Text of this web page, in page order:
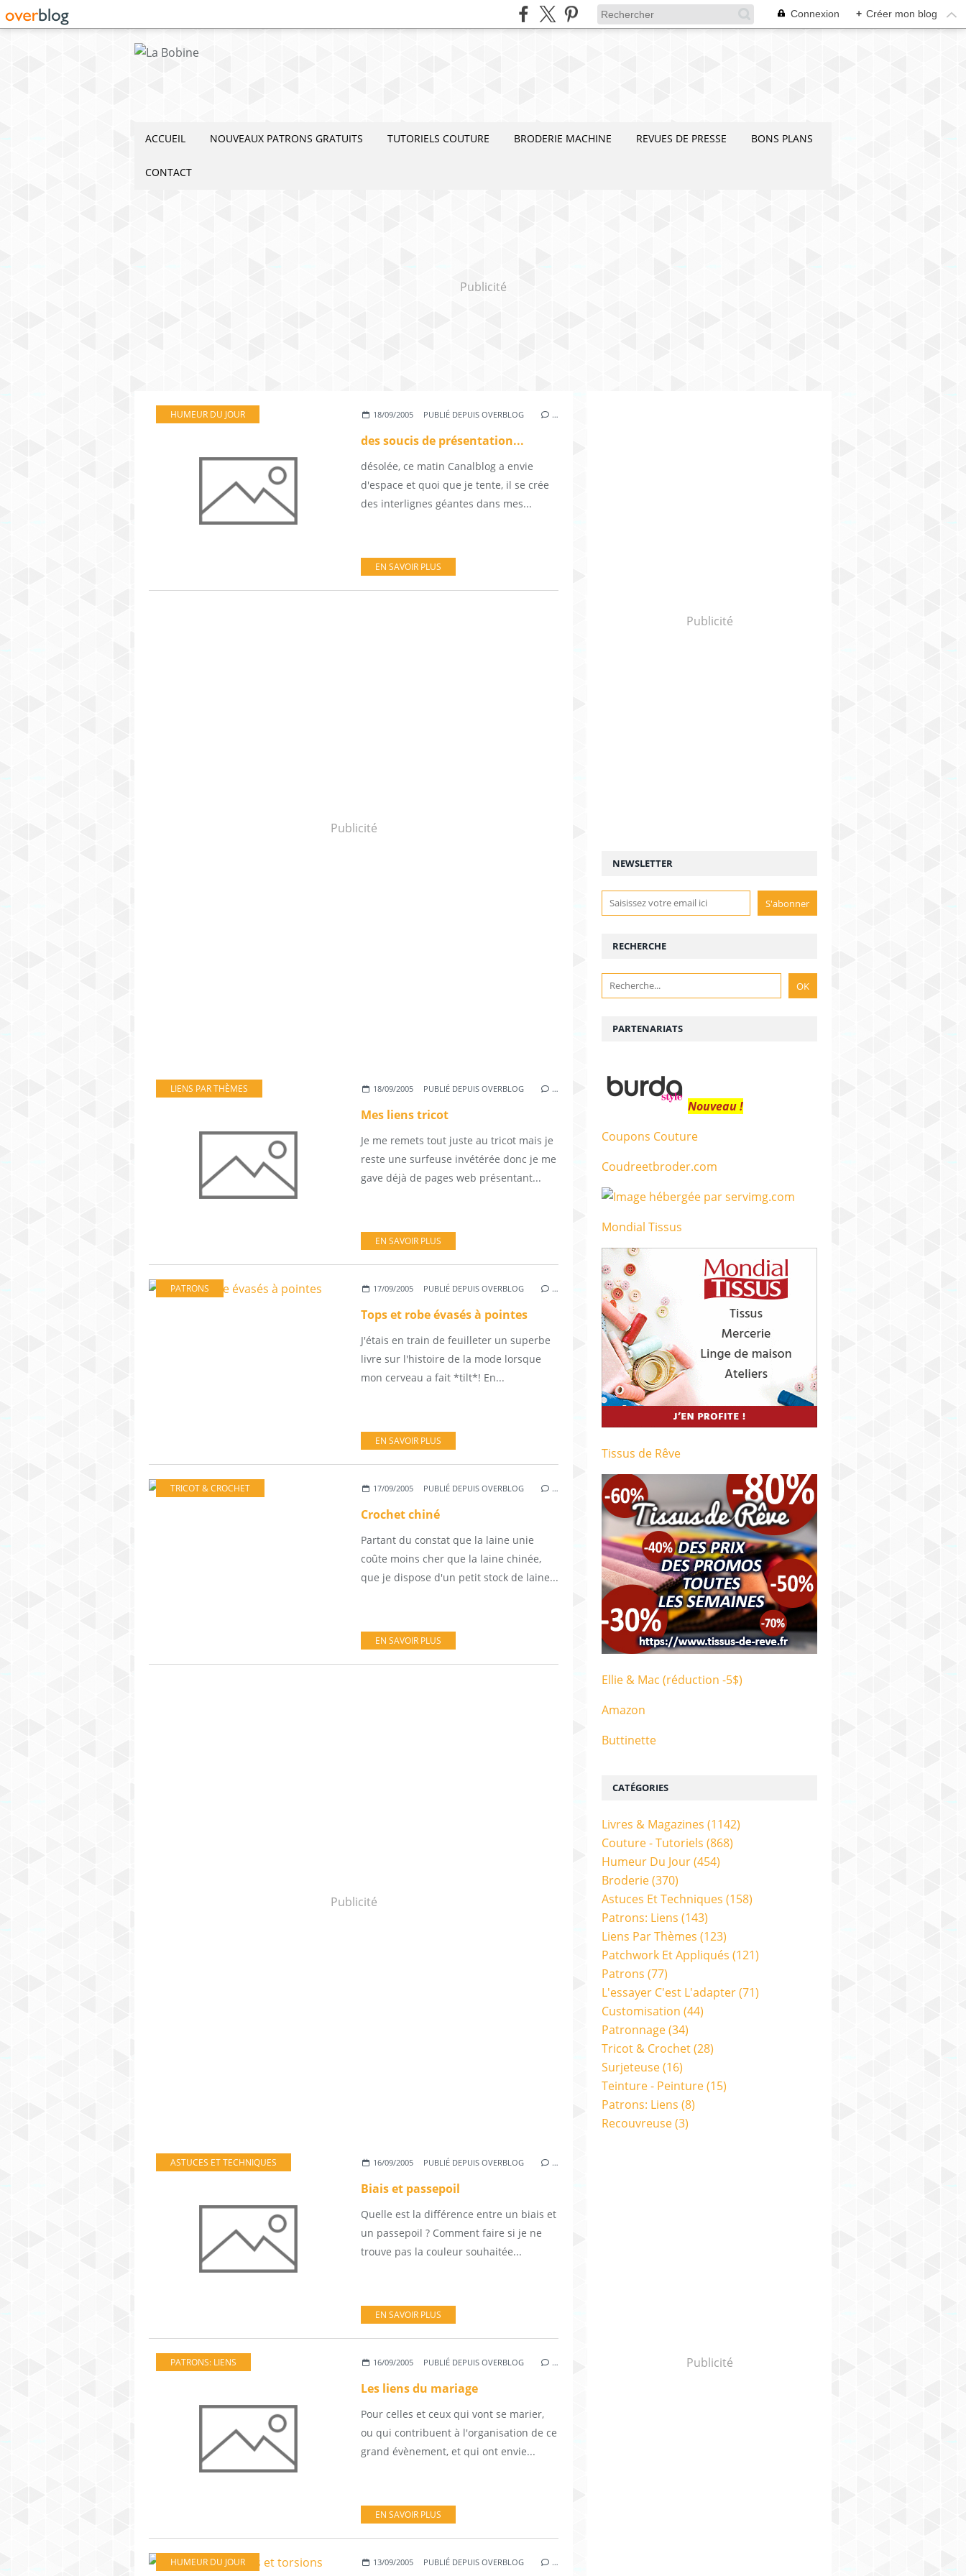
Connexion + Créer mon blog
ACCUEIL NOUVEAUX PATRONS GRATUITS TUTORIELS COUTURE BRODERIE MACHINE REVUES DE PRESSE BONS PLANS
CONTACT
Publicité
HUMEUR DU JOUR 18/09/2005 PUBLIÉ DEPUIS OVERBLOG …
des soucis de présentation...
désolée, ce matin Canalblog a envie
d'espace et quoi que je tente, il se crée
des interlignes géantes dans mes...
EN SAVOIR PLUS
Publicité
LIENS PAR THÈMES 18/09/2005 PUBLIÉ DEPUIS OVERBLOG …
Mes liens tricot
Je me remets tout juste au tricot mais je
reste une surfeuse invétérée donc je me
gave déjà de pages web présentant...
EN SAVOIR PLUS
PATRONS 17/09/2005 PUBLIÉ DEPUIS OVERBLOG …
Tops et robe évasés à pointes
J'étais en train de feuilleter un superbe
livre sur l'histoire de la mode lorsque
mon cerveau a fait *tilt*! En...
EN SAVOIR PLUS
TRICOT & CROCHET 17/09/2005 PUBLIÉ DEPUIS OVERBLOG …
Crochet chiné
Partant du constat que la laine unie
coûte moins cher que la laine chinée,
que je dispose d'un petit stock de laine...
EN SAVOIR PLUS
Publicité
ASTUCES ET TECHNIQUES 16/09/2005 PUBLIÉ DEPUIS OVERBLOG …
Biais et passepoil
Quelle est la différence entre un biais et
un passepoil ? Comment faire si je ne
trouve pas la couleur souhaitée...
EN SAVOIR PLUS
PATRONS: LIENS 16/09/2005 PUBLIÉ DEPUIS OVERBLOG …
Les liens du mariage
Pour celles et ceux qui vont se marier,
ou qui contribuent à l'organisation de ce
grand évènement, et qui ont envie...
EN SAVOIR PLUS
HUMEUR DU JOUR 13/09/2005 PUBLIÉ DEPUIS OVERBLOG …
Publicité
NEWSLETTER
RECHERCHE
Publicité
CATÉGORIES
Livres & Magazines (1142)
Couture - Tutoriels (868)
Humeur Du Jour(454)
Broderie(370)
Astuces Et Techniques (158)
Patrons: Liens (143)
Liens Par Thèmes (123)
Patchwork Et Appliqués (121)
Patrons (77)
L'essayer C'est L'adapter(71)
Customisation (44)
Patronnage(34)
Tricot & Crochet(28)
Surjeteuse(16)
Teinture - Peinture(15)
Patrons: Liens (8)
Recouvreuse(3)
PARTENARIATS
Nouveau !
Coupons Couture
Coudreetbroder.com
Mondial Tissus
Tissus de Rêve
Ellie & Mac (réduction -5$)
Amazon
Buttinette